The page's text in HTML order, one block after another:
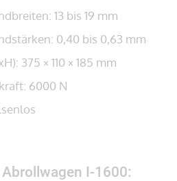
13 bis 19 mm
0,40 bis 0,63 mm
375 × 110 × 185 mm
6000 N
I-1600: